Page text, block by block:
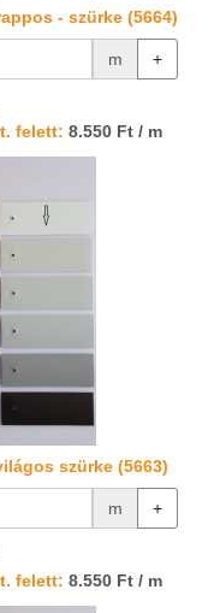
- szürke (5664)
m +
felett: 8.550 Ft / m
szürke (5663)
m +
felett: 8.550 Ft / m